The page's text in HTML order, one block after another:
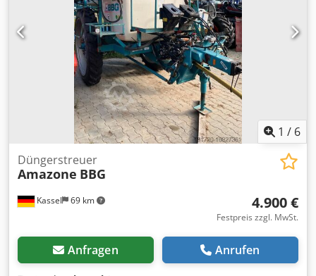
1 / 6
Kassel 69 km
Düngerstreuer
Amazone BBG
4.900 €
Festpreis zzgl. MwSt.
Anfragen Anrufen